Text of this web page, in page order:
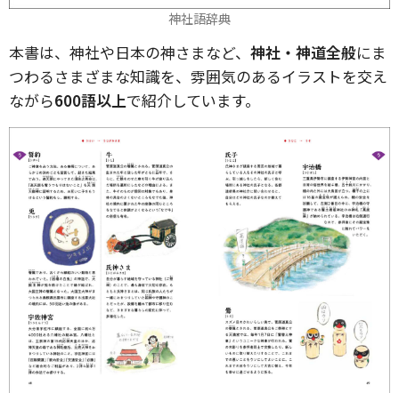
神社語辞典
本書は、神社や日本の神さまなど、 神社・神道全般にま
つわるさまざまな知識を、雰囲気のあるイラストを交え
ながら600語以上で紹介しています。